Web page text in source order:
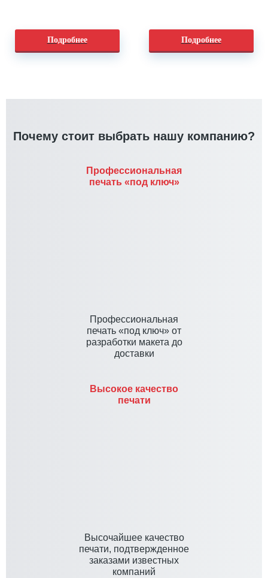
Подробнее Подробнее
Почему стоит выбрать нашу компанию?
Профессиональная
печать «под ключ»
Профессиональная
печать «под ключ» от
разработки макета до
доставки
Высокое качество
печати
Высочайшее качество
печати, подтвержденное
заказами известных
компаний